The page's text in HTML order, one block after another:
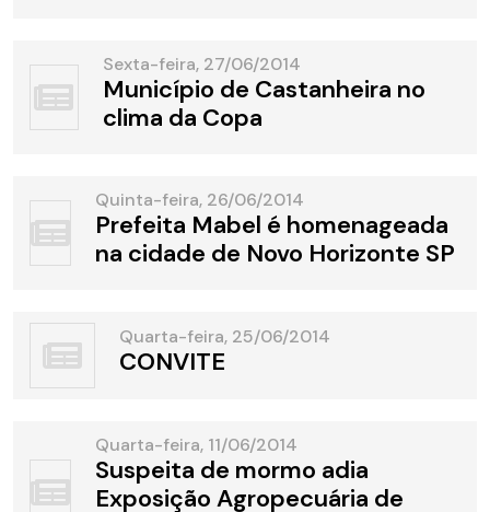
Sexta-feira, 27/06/2014
Município de Castanheira no
clima da Copa
Quinta-feira, 26/06/2014
Prefeita Mabel é homenageada
na cidade de Novo Horizonte SP
Quarta-feira, 25/06/2014
CONVITE
Quarta-feira, 11/06/2014
Suspeita de mormo adia
Exposição Agropecuária de